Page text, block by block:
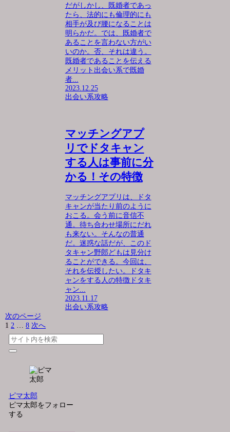
だがしかし、既婚者であっ
たら、法的にも倫理的にも
相手が及び腰になることは
明らかだ。では、既婚者で
あることを言わない方がい
いのか。否、それは違う。
既婚者であることを伝える
メリット出会い系で既婚
者...
2023.12.25
出会い系攻略
マッチングアプ
リでドタキャン
する人は事前に分
かる！その特徴
マッチングアプリは、ドタ
キャンが当たり前のように
おこる。会う前に音信不
通。待ち合わせ場所にだれ
も来ない。そんなの普通
だ。迷惑な話だが、このド
タキャン野郎どもは見分け
ることができる。今回は、
それを伝授したい。ドタキ
ャンをする人の特徴ドタキ
ャン...
2023.11.17
出会い系攻略
次のページ
1 2 … 8 次へ
ピマ太郎
ピマ太郎をフォロー
する